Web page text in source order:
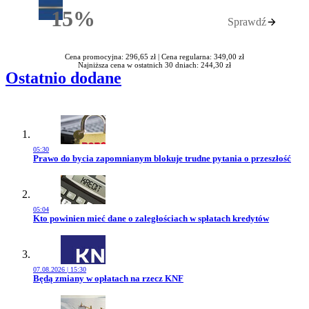
15%Rabatu Sprawdź
Cena promocyjna: 296,65 zł | Cena regularna: 349,00 zł
Najniższa cena w ostatnich 30 dniach: 244,30 zł
Ostatnio dodane
05:30
Przejdź do artykułu:
Prawo do bycia zapomnianym blokuje trudne pytania o przeszłość
05:04
Przejdź do artykułu:
Kto powinien mieć dane o zaległościach w spłatach kredytów
07.08.2026 | 15:30
Przejdź do artykułu:
Będą zmiany w opłatach na rzecz KNF